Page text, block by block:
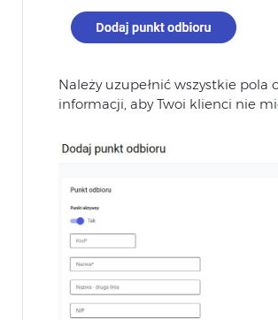
Należy uzupełnić wszystkie
informacji, aby Twoi klienci nie